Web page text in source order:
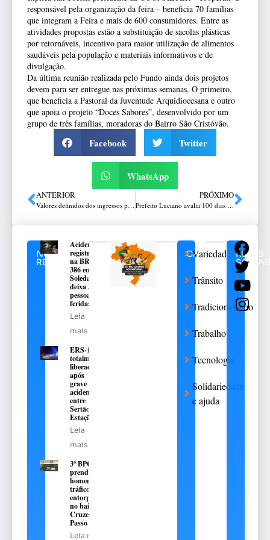
responsável pela organização da feira – beneficia 70 famílias
que integram a Feira e mais de 600 consumidores. Entre as
atividades propostas estão a substituição de sacolas plásticas
por retornáveis, incentivo para maior utilização de alimentos
saudáveis pela população e materiais informativos e de
divulgação.
Da última reunião realizada pelo Fundo ainda dois projetos
devem para ser entregue nas próximas semanas. O primeiro,
que beneficia a Pastoral da Juventude Arquidiocesana e outro
que apoia o projeto “Doces Sabores”, desenvolvido por um
grupo de três famílias, moradoras do Bairro São Cristóvão.
Facebook Twitter
WhatsApp
ANTERIOR
Valores definidos dos ingressos para Passo Fundo x Veranópolis
PRÓXIMO
Prefeito Luciano avalia 100 dias de governo em Passo Fundo
NOTÍCIAS
RELACIONADAS
Acidente
registrado
na BR-
386 em
Soledade
deixa 3
pessoas
feridas
Leia
mais
ERS-135 é
totalmente
liberada
após
grave
acidente
entre
Sertão e
Estação
Leia
mais
3º BPChq
prende
homem por
tráfico de
entorpecentes
no bairro
Cruzeiro, em
Passo Fundo
Leia mais
CATEGORIAS
Variedades
Trânsito
Tradicionalismo
Trabalho
Tecnologia
Solidariedade
e ajuda
REDES